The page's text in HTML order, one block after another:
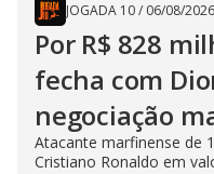
JOGADA 10/ 06/08/2026
Por R$ 828
fecha com
negociação
Atacante marfinense de
Cristiano Ronaldo em